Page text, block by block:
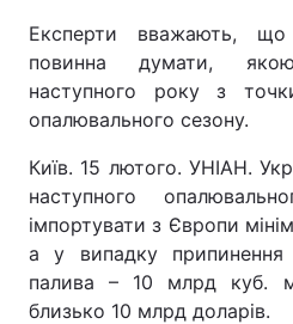
Експерти вважають,
повинна думати,
наступного року з
опалювального сезону.
Київ. 15 лютого. УНІАН.
наступного
імпортувати з Європи
а у випадку припинення
палива – 10 млрд куб.
близько 10 млрд доларів.